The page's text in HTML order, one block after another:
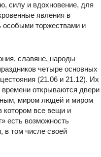
силу и вдохновение, для
явления в
особыми торжествами и
славяне, народы
четыре основных
(21.06 и 21.12). Их
открываются двери
миром людей и миром
котором все вещи и
есть возможность
в том числе своей